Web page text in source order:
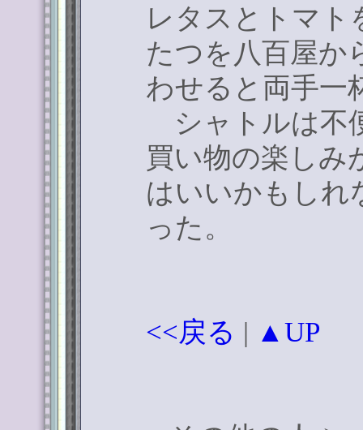
レタスとトマト
たつを八百屋か
わせると両手一
シャトルは不
買い物の楽しみ
はいいかもし
った。
<<戻る | ▲UP